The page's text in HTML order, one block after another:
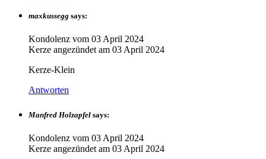
maxkussegg says:
Kondolenz vom 03 April 2024
Kerze angezündet am 03 April 2024
Kerze-Klein
Antworten
Manfred Holzapfel says:
Kondolenz vom 03 April 2024
Kerze angezündet am 03 April 2024